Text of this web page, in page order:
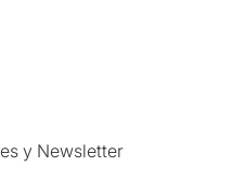
y Newsletter